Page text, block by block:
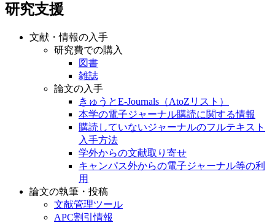
研究支援
文献・情報の入手
研究費での購入
図書
雑誌
論文の入手
きゅうとE-Journals（AtoZリスト）
本学の電子ジャーナル購読に関する情報
購読していないジャーナルのフルテキスト
入手方法
学外からの文献取り寄せ
キャンパス外からの電子ジャーナル等の利
用
論文の執筆・投稿
文献管理ツール
APC割引情報